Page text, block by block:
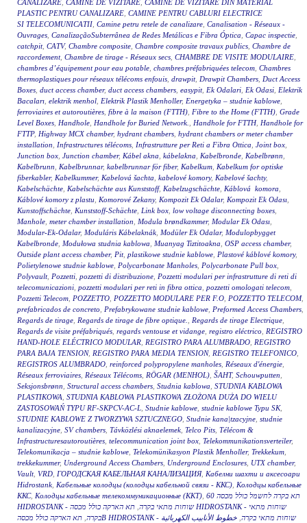
CANALIZARE CAMINE DE VIZITARE CAMINE DE VIZITARE DIN MATERIAL
PLASTIC PENTRU CANALIZARE CAMINE PENTRU CABLURI ELECTRICE
SI TELECOMUNICATII Camine petru retele de canalizare Canalisation - Réseaux -
Ouvrages CanalizaçãoSubterrânea de Redes Metálicas e Fibra Óptica Capac inspectie
catchpit, CATV, Chambre composite Chambre composite travaux publics Chambre de
raccordement, Chambre de tirage - Réseaux secs CHAMBRE DE VISITE MODULAIRE
chambres d’équipement pour eau potable chambres préfabriquées telecom Chambres
thermoplastiques pour réseaux télécoms enfouis drawpit, Drawpit Chambers Duct Access
Boxes duct access chamber, duct access chambers easypit, Ek Odalari Ek Odasi Elektrik
Bacaları elektrik menhol Elektrik Plastik Menholler, Energetyka – studnie kablowe
ferroviaires et autoroutières fibre à la maison (FTTH) Fibre to the Home (FTTH) Grade
Level Boxes Handhole Handhole for Buried Network. Handhole for FTTH, Handhole for
FTTP, Highway MCX chamber, hydrant chambers hydrant chambers or meter chamber
installation
Infrastructures télécoms Infrastrutture per Reti a Fibra Ottica Joint box
Junction box Junction chamber, Kábel akna kábelakna Kabelbronde Kabelbrønn
Kabelbrunn
Kabelbrunnar, kabelbrunnar för fiber, Kabelkum Kabelkum for optiske
fiberkabler, Kabelkummer, Kabelová šachta kabelové komory, Kabelové šachty,
Kabelschächte Kabelschächte aus Kunststoff, Kabelzugschächte Káblová komora
Káblové komory z plastu
Komorové Zekany, Kompozit Ek Odalar, Kompozit Ek Odası
Kunstoffschächte Kunststoff-Schächte Link box low voltage disconnecting boxes
Manhole meter chamber installation Modula brøndkammer, Modular Ek Odası
Modular-Ek-Odalar, Moduláris Kábelaknák Modüler Ek Odalar, Modulopbygget
Kabelbronde Modułowa studnia kablowa Muanyag Tiztitoakna OSP access chamber,
Outside plant access chamber, Pit, plastikowe studnie kablowe Plastové káblové komory,
Polietylenowe studnie kablowe Polycarbonate Manholes Polycarbonate Pull box
Polyvault, Pozzetti pozzetti di distribuzione Pozzetti modulari per infrastrutture di reti di
telecomunicazioni pozzetti modulari per reti in fibra ottica pozzetti omologati telecom
Pozzetti Telecom POZZETTO POZZETTO MODULARE PER F.O POZZETTO TELECOM,
prefabricados de concreto Prefabrykowane studnie kablowe Preformed Access Chambers
Regards de tirage Regards de tirage de fibre optique. Regards de tirage Electrique
Regards de visite préfabriqués regards ventouse et vidange registro eléctrico REGISTRO
HAND-HOLE ELÉCTRICO MODULAR REGISTRO PARA ALUMBRADO REGISTRO
PARA BAJA TENSION, REGISTRO PARA MEDIA TENSION, REGISTRO TELEFONICO
REGISTROS ALUMBRADO reinforced polypropylene manholes Réseaux d'énergie
Réseaux ferroviaires Réseaux Télécoms RÖGAR (MENHOL) ŠAHT, Schouwputten
Seksjonsbrønn Structural access chambers Studnia kablowa STUDNIA KABLOWA
PLASTIKOWA STUDNIA KABLOWA PLASTIKOWA ZŁOŻONA DUŻA DO WIELU
ZASTOSOWAŃ TYPU RF-SKPCV-AC-L Studnie kablowe studnie kablowe Typu SK,
STUDNIE KABLOWE Z TWORZYWA SZTUCZNEGO Studnie kana|tzacyjne studnie
kanalizacyjne SV chambers Távközlési aknaelemek Telco Pits Télécom &
Infrastructuresautoroutières telecommunication joint box Telekommunikationsverteiler,
Telekomunikacja – studnie kablowe Telekomünikasyon Plastik Menholler, Trekkekum
trekkekummer, Underground Access Chambers Underground Enclosures UTX chamber,
Vault, VRD ГОРОДСКАЯ КАБЕЛЬНАЯ КАНАЛИЗАЦИЯ, Кабелни шахти и аксесоари
Hidrostank Кабельные колодцы (колодцы кабельной связи - ККС) Колодцы кабельные
ККС, Колодцы кабельные телекоммуникационные (ККТ) תא בקרה לחשמל כולל מכסה 60
HIDROSTANK - שוחות מתאי בקרה תא הארקה כולל מכסה HIDROSTANK - שוחות מתאי
בקרה
תא הארקה כולל מכסהB HIDROSTANK - שוחות מתאי בקרה خطوط الأنابيب الكهربائية